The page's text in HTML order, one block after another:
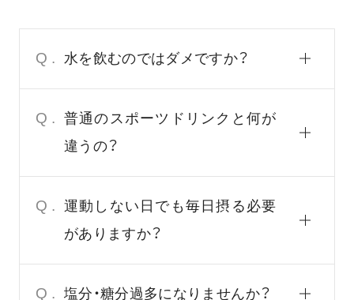
Q. 水を飲むのではダメですか？
Q. 普通のスポーツドリンクと何が
違うの？
Q. 運動しない日でも毎日摂る必要
がありますか？
Q. 塩分・糖分過多になりませんか？